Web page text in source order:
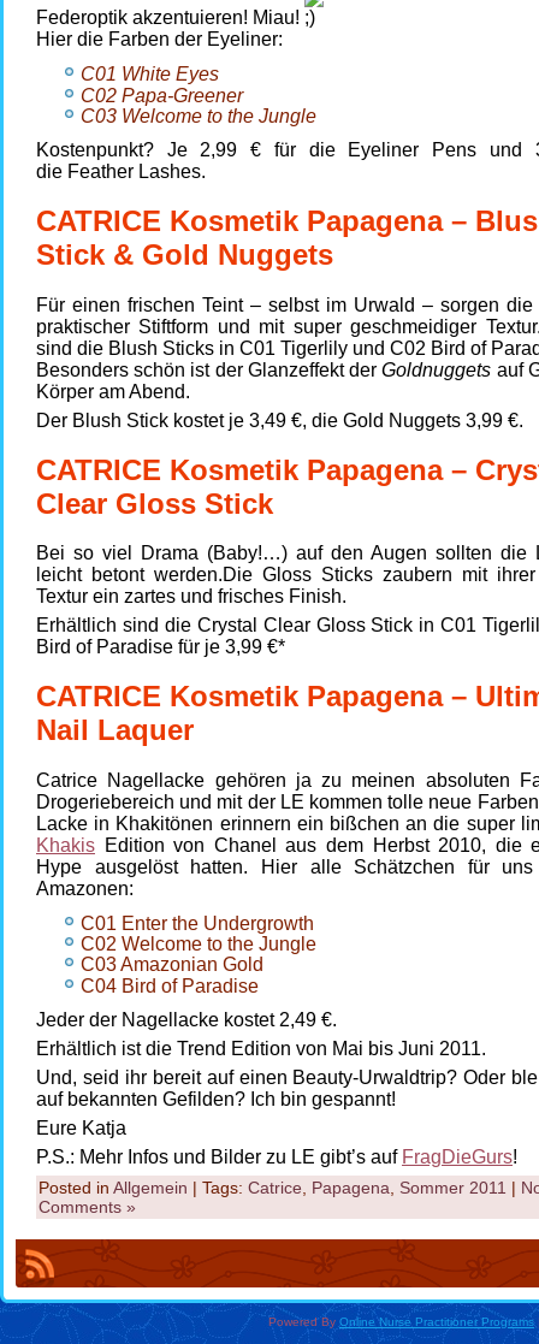
Federoptik akzentuieren! Miau!
Hier die Farben der Eyeliner:
C01 White Eyes
C02 Papa-Greener
C03 Welcome to the Jungle
Kostenpunkt? Je 2,99 € für die Eyeliner Pens und
die Feather Lashes.
CATRICE Kosmetik Papagena –
Stick & Gold Nuggets
Für einen frischen Teint – selbst im Urwald – sorgen
praktischer Stiftform und mit super geschmeidiger
sind die Blush Sticks in C01 Tigerlily und C02 Bird of
Besonders schön ist der Glanzeffekt derGoldnuggets auf
Körper am Abend.
Der Blush Stick kostet je 3,49 €, die Gold Nuggets 3,99 €.
CATRICE Kosmetik Papagena –
Clear Gloss Stick
Bei so viel Drama (Baby!…) auf den Augen sollten die
leicht betont werden.Die Gloss Sticks zaubern mit
Textur ein zartes und frisches Finish.
Erhältlich sind die Crystal Clear Gloss Stick in C01
Bird of Paradise für je 3,99 €*
CATRICE Kosmetik Papagena –
Nail Laquer
Catrice Nagellacke gehören ja zu meinen absoluten
Drogeriebereich und mit der LE kommen tolle neue
Lacke in Khakitönen erinnern ein bißchen an die super
Khakis Edition von Chanel aus dem Herbst 2010, die
Hype ausgelöst hatten. Hier alle Schätzchen für uns
Amazonen:
C01 Enter the Undergrowth
C02 Welcome to the Jungle
C03 Amazonian Gold
C04 Bird of Paradise
Jeder der Nagellacke kostet 2,49 €.
Erhältlich ist die Trend Edition von Mai bis Juni 2011.
Und, seid ihr bereit auf einen Beauty-Urwaldtrip? Oder
auf bekannten Gefilden? Ich bin gespannt!
Eure Katja
P.S.: Mehr Infos und Bilder zu LE gibt’s auf FragDieGurs!
Posted in Allgemein | Tags: Catrice Papagena Sommer 2011 |
Comments »
Powered By Online Nurse Practitioner Programs